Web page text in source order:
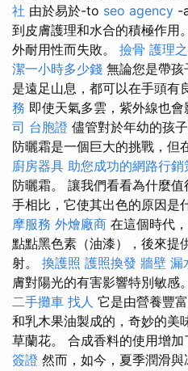
社 由於易於-to seo agency -
到皮膚護理和水合的積極作用
外耐用性而失敗。 撿骨 護理
潔一小時多少錢 無論您是帶
是遠足山息，都可以在手頭有
務 即使天氣多雲，紫外線也會
司 台胞證 儘管對於年幼的孩
防曬霜是一個巨大的挑戰，但
廚房器具 助您成功的網路行銷
防曬霜。 讓我們看看為什麼
手相比，它使其出色的原因是
摩服務 外燴廠商 在這個時代
點點黑色素（油漆），後來提
射。 換護照 護照換發 牆壁 漏
膚對陽光的有害影響特別敏感。
二手攤車 找人 它是由營養豐
和乳木果油製成的，奇妙的美
草蘭花。 合成香料的使用增加
簽證 然而，如今，夏季潤滑